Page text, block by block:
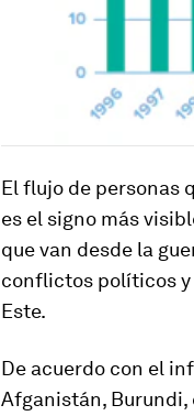
El flujo de personas
es el signo más
que van desde la
conflictos políticos y
Este.
De acuerdo con el
Afganistán, Burundi,